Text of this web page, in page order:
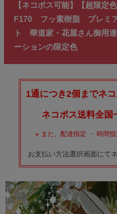
【ネコポス可能】【超限定
F170 フッ素樹脂 プレミ
ト 華道家・花屋さん御用
ーションの限定色
1通につき2個までネ
ネコポス送料全国
※ また、配達指定 ・ 時間
お支払い方法選択画面にて